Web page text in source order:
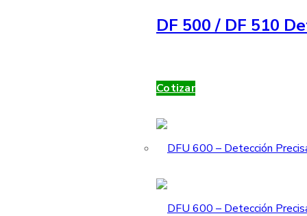
DF 500 / DF 510
Cotizar